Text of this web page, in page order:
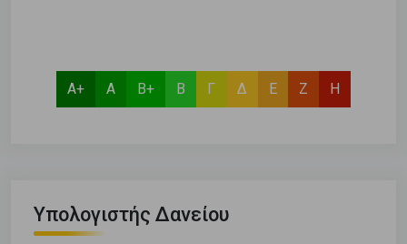
Α+ Α Β+ Β Γ Δ Ε Ζ Η
Υπολογιστής Δανείου